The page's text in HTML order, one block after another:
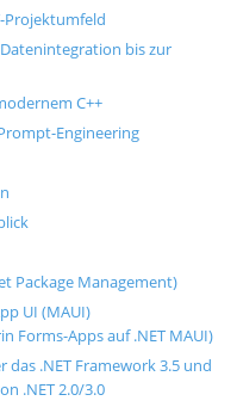
Projektumfeld
bis zur
C++
Engineering
Package Management)
UI (MAUI)
Forms-Apps auf .NET MAUI)
das .NET Framework 3.5 und
.NET 2.0/3.0